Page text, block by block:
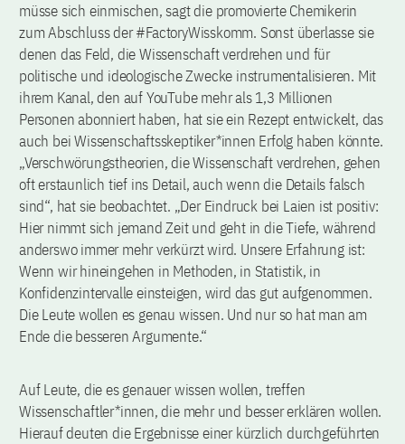
müsse sich einmischen, sagt die promovierte Chemikerin
zum Abschluss der #FactoryWisskomm. Sonst überlasse sie
denen das Feld, die Wissenschaft verdrehen und für
politische und ideologische Zwecke instrumentalisieren. Mit
ihrem Kanal, den auf YouTube mehr als 1,3 Millionen
Personen abonniert haben, hat sie ein Rezept entwickelt, das
auch bei Wissenschaftsskeptiker*innen Erfolg haben könnte.
„Verschwörungstheorien, die Wissenschaft verdrehen, gehen
oft erstaunlich tief ins Detail, auch wenn die Details falsch
sind“, hat sie beobachtet. „Der Eindruck bei Laien ist positiv:
Hier nimmt sich jemand Zeit und geht in die Tiefe, während
anderswo immer mehr verkürzt wird. Unsere Erfahrung ist:
Wenn wir hineingehen in Methoden, in Statistik, in
Konfidenzintervalle einsteigen, wird das gut aufgenommen.
Die Leute wollen es genau wissen. Und nur so hat man am
Ende die besseren Argumente.“
Auf Leute, die es genauer wissen wollen, treffen
Wissenschaftler*innen, die mehr und besser erklären wollen.
Hierauf deuten die Ergebnisse einer kürzlich durchgeführten